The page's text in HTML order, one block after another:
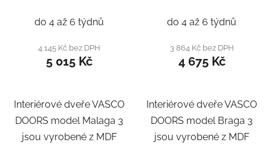
do 4 až 6 týdnů
4 145 Kč bez DPH
5 015 Kč
Interiérové dveře VASCO
DOORS model Malaga 3
jsou vyrobené z MDF
do 4 až 6 týdnů
3 864 Kč bez DPH
4 675 Kč
Interiérové dveře VASCO
DOORS model Braga 3
jsou vyrobené z MDF